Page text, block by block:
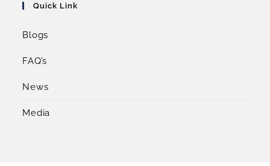
Quick Link
Blogs
FAQ’s
News
Media